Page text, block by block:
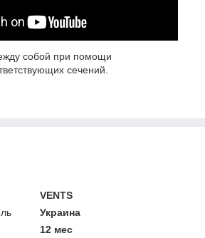
собой при помощи
сечений.
VENTS
Украина
12 мес